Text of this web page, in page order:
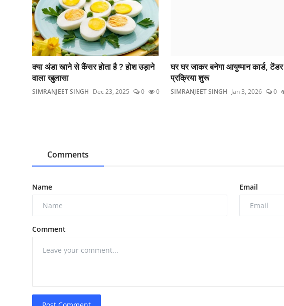
क्या अंडा खाने से कैंसर होता है ? होश उड़ाने
वाला खुलासा
SIMRANJEET SINGH Dec 23, 2025 0 0
घर घर जाकर बनेगा आयुष्मान कार्ड, टेंडर
प्रक्रिया शुरू
SIMRANJEET SINGH Jan 3, 2026 0
Comments
Name Email
Comment